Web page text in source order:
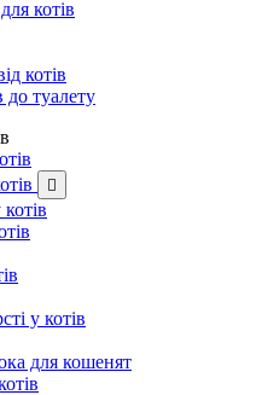
котів
котів
до туалету

у котів
для кошенят